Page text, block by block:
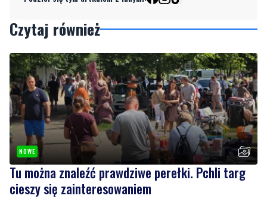
NOWE
Tu można znaleźć prawdziwe perełki. Pchli targ
cieszy się zainteresowaniem